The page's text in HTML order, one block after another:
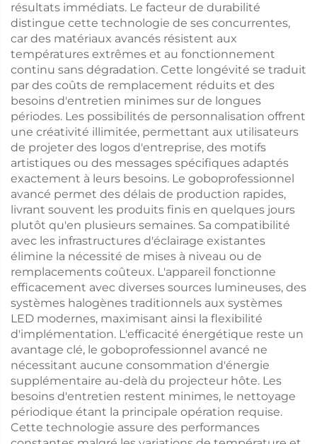
résultats immédiats. Le facteur de durabilité
distingue cette technologie de ses concurrentes,
car des matériaux avancés résistent aux
températures extrêmes et au fonctionnement
continu sans dégradation. Cette longévité se traduit
par des coûts de remplacement réduits et des
besoins d'entretien minimes sur de longues
périodes. Les possibilités de personnalisation offrent
une créativité illimitée, permettant aux utilisateurs
de projeter des logos d'entreprise, des motifs
artistiques ou des messages spécifiques adaptés
exactement à leurs besoins. Le goboprofessionnel
avancé permet des délais de production rapides,
livrant souvent les produits finis en quelques jours
plutôt qu'en plusieurs semaines. Sa compatibilité
avec les infrastructures d'éclairage existantes
élimine la nécessité de mises à niveau ou de
remplacements coûteux. L'appareil fonctionne
efficacement avec diverses sources lumineuses, des
systèmes halogènes traditionnels aux systèmes
LED modernes, maximisant ainsi la flexibilité
d'implémentation. L'efficacité énergétique reste un
avantage clé, le goboprofessionnel avancé ne
nécessitant aucune consommation d'énergie
supplémentaire au-delà du projecteur hôte. Les
besoins d'entretien restent minimes, le nettoyage
périodique étant la principale opération requise.
Cette technologie assure des performances